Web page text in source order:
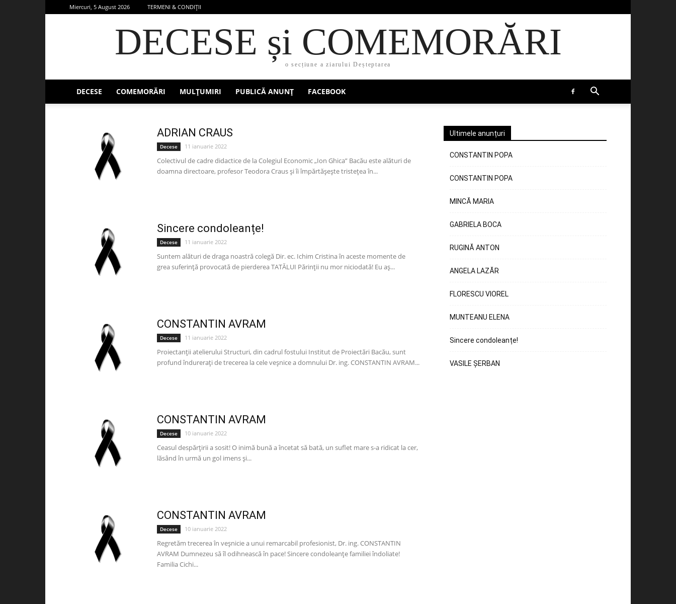
Miercuri, 5 August 2026 TERMENI & CONDIȚII
DECESE și COMEMORĂRI
o secțiune a ziarului Deșteptarea
DECESE COMEMORĂRI MULȚUMIRI PUBLICĂ ANUNȚ FACEBOOK
ADRIAN CRAUS
Decese 11 ianuarie 2022
Colectivul de cadre didactice de la Colegiul Economic „Ion Ghica” Bacău este alături de
doamna directoare, profesor Teodora Craus și îi împărtășește tristețea în...
Sincere condoleanțe!
Decese 11 ianuarie 2022
Suntem alături de draga noastră colegă Dir. ec. Ichim Cristina în aceste momente de
grea suferință provocată de pierderea TATĂLUI Părinții nu mor niciodată! Eu aș...
CONSTANTIN AVRAM
Decese 11 ianuarie 2022
Proiectanții atelierului Structuri, din cadrul fostului Institut de Proiectări Bacău, sunt
profund îndurerați de trecerea la cele veșnice a domnului Dr. ing. CONSTANTIN AVRAM...
CONSTANTIN AVRAM
Decese 10 ianuarie 2022
Ceasul despărțirii a sosit! O inimă bună a încetat să bată, un suflet mare s-a ridicat la cer,
lăsând în urmă un gol imens și...
CONSTANTIN AVRAM
Decese 10 ianuarie 2022
Regretăm trecerea în veșnicie a unui remarcabil profesionist, Dr. ing. CONSTANTIN
AVRAM Dumnezeu să îl odihnească în pace! Sincere condoleanțe familiei îndoliate!
Familia Cichi...
Ultimele anunțuri
CONSTANTIN POPA
CONSTANTIN POPA
MINCĂ MARIA
GABRIELA BOCA
RUGINĂ ANTON
ANGELA LAZĂR
FLORESCU VIOREL
MUNTEANU ELENA
Sincere condoleanțe!
VASILE ȘERBAN